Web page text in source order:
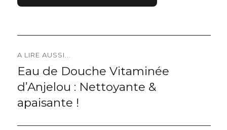
Navigation
de
l’article
A LIRE AUSSI...
Previous
post:
Eau de Douche Vitaminée
d’Anjelou : Nettoyante &
apaisante !